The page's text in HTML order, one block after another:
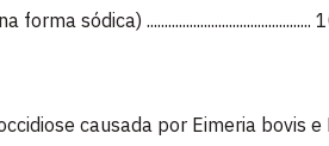
sódica) ..............................................
causada por Eimeria bovis e